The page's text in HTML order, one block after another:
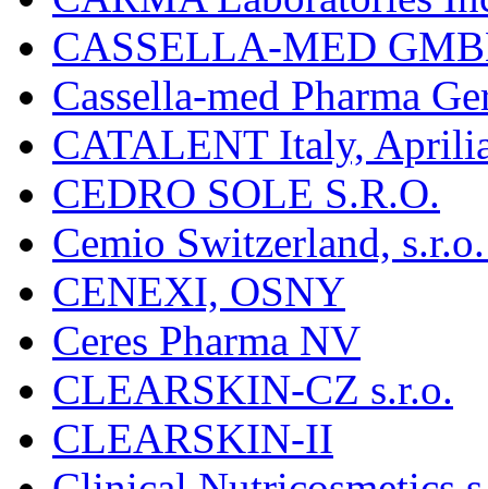
CASSELLA-MED
Cassella-med Pharma
CATALENT Italy,
CEDRO SOLE S.R.O.
Cemio Switzerland,
CENEXI, OSNY
Ceres Pharma NV
CLEARSKIN-CZ s.r.o.
CLEARSKIN-II